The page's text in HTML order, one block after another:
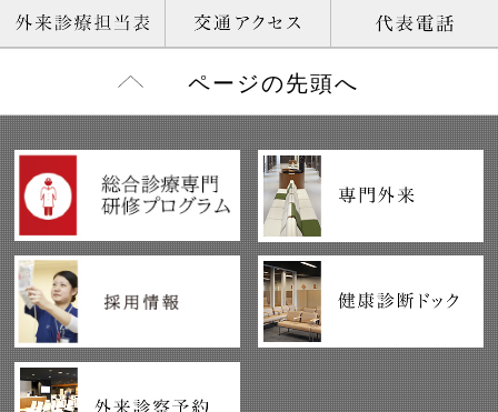
ページの先頭へ